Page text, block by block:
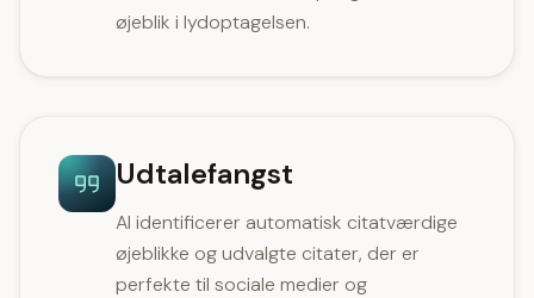
øjeblik i lydoptagelsen.
Udtalefangst
AI identificerer automatisk citatværdige
øjeblikke og udvalgte citater, der er
perfekte til sociale medier og